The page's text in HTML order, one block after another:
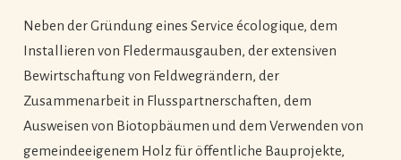
Neben der Gründung eines Service écologique, dem
Installieren von Fledermausgauben, der extensiven
Bewirtschaftung von Feldwegrändern, der
Zusammenarbeit in Flusspartnerschaften, dem
Ausweisen von Biotopbäumen und dem Verwenden von
gemeindeeigenem Holz für öffentliche Bauprojekte,